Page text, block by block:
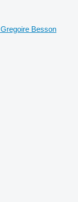
Besson